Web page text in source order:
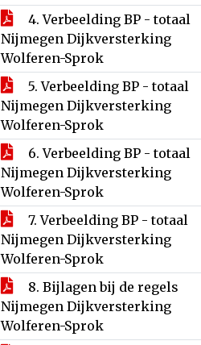
4. Verbeelding BP - totaal
Nijmegen Dijkversterking
Wolferen-Sprok
5. Verbeelding BP - totaal
Nijmegen Dijkversterking
Wolferen-Sprok
6. Verbeelding BP - totaal
Nijmegen Dijkversterking
Wolferen-Sprok
7. Verbeelding BP - totaal
Nijmegen Dijkversterking
Wolferen-Sprok
8. Bijlagen bij de regels
Nijmegen Dijkversterking
Wolferen-Sprok